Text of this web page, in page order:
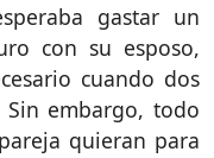
gastar un
con su esposo,
cuando dos
Sin embargo, todo
quieran para